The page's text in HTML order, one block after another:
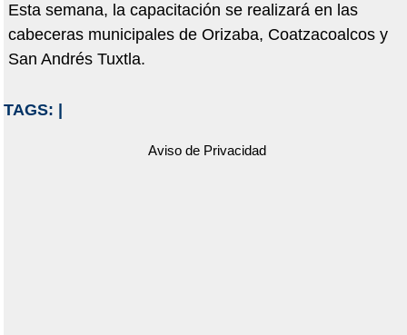
Esta semana, la capacitación se realizará en las
cabeceras municipales de Orizaba, Coatzacoalcos y
San Andrés Tuxtla.
TAGS:
Aviso de Privacidad